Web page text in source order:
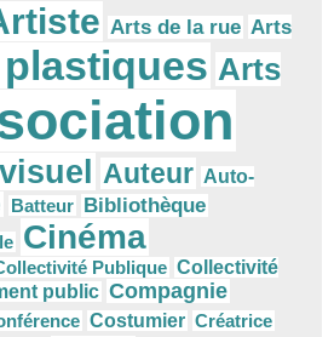
Arts de la rue Arts
Arts
Auteur Auto-
Batteur Bibliothèque
Cinéma
Publique Collectivité
public Compagnie
Costumier Créatrice